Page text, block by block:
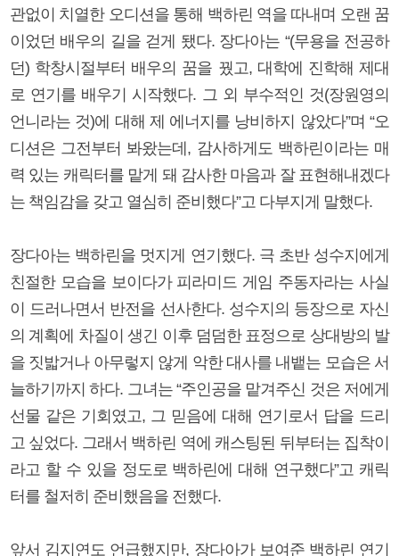
관없이 치열한 오디션을 통해 백하린 역을 따내며 오랜 꿈
이었던 배우의 길을 걷게 됐다. 장다아는 “(무용을 전공하
던) 학창시절부터 배우의 꿈을 꿨고, 대학에 진학해 제대
로 연기를 배우기 시작했다. 그 외 부수적인 것(장원영의
언니라는 것)에 대해 제 에너지를 낭비하지 않았다”며 “오
디션은 그전부터 봐왔는데, 감사하게도 백하린이라는 매
력 있는 캐릭터를 맡게 돼 감사한 마음과 잘 표현해내겠다
는 책임감을 갖고 열심히 준비했다”고 다부지게 말했다.
장다아는 백하린을 멋지게 연기했다. 극 초반 성수지에게
친절한 모습을 보이다가 피라미드 게임 주동자라는 사실
이 드러나면서 반전을 선사한다. 성수지의 등장으로 자신
의 계획에 차질이 생긴 이후 덤덤한 표정으로 상대방의 발
을 짓밟거나 아무렇지 않게 악한 대사를 내뱉는 모습은 서
늘하기까지 하다. 그녀는 “주인공을 맡겨주신 것은 저에게
선물 같은 기회였고, 그 믿음에 대해 연기로서 답을 드리
고 싶었다. 그래서 백하린 역에 캐스팅된 뒤부터는 집착이
라고 할 수 있을 정도로 백하린에 대해 연구했다”고 캐릭
터를 철저히 준비했음을 전했다.
앞서 김지연도 언급했지만, 장다아가 보여준 백하린 연기